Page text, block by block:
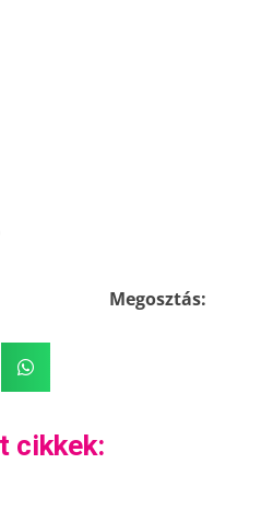
Megosztás:
cikkek: